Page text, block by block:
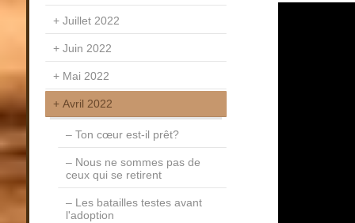
Juillet 2022
Juin 2022
Mai 2022
Avril 2022
Ton cœur est-il prêt?
Nous ne sommes pas de
ceux qui se retirent
Les batailles testes avant
l'adoption